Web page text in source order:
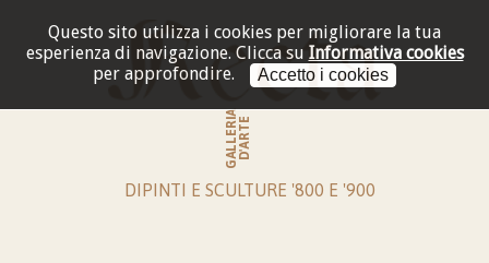
Questo sito utilizza i cookies per migliorare la tua
esperienza di navigazione. Clicca su Informativa cookies
per approfondire.
Accetto i cookies
GALLERIAD'ARTE
DIPINTI E SCULTURE '800 E '900